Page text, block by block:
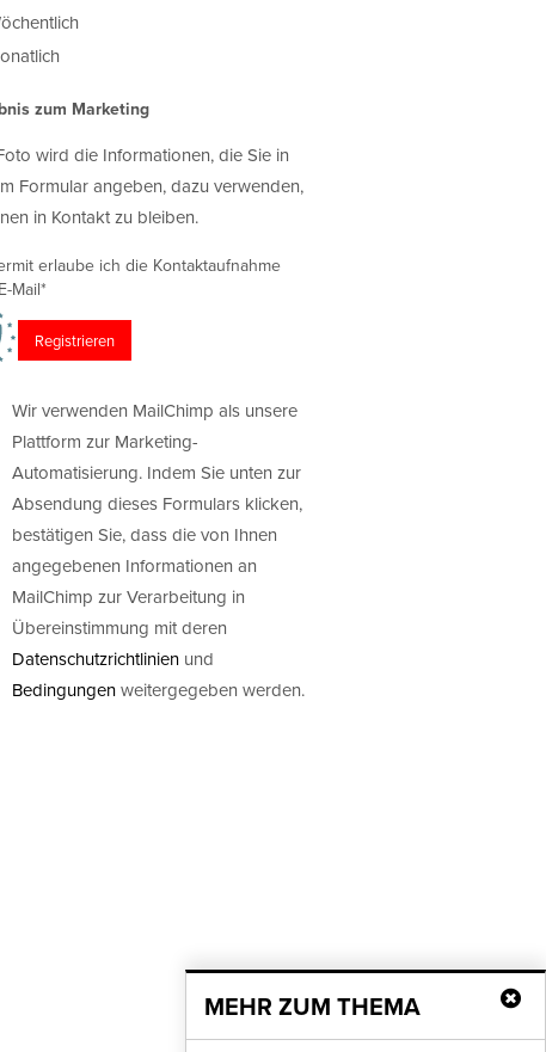
zum Marketing
wird die Informationen, die Sie in
Formular angeben, dazu verwenden,
in Kontakt zu bleiben.
erlaube ich die Kontaktaufnahme
Mail*
Wir verwenden MailChimp als unsere
Plattform zur Marketing-
Automatisierung. Indem Sie unten zur
Absendung dieses Formulars klicken,
bestätigen Sie, dass die von Ihnen
angegebenen Informationen an
MailChimp zur Verarbeitung in
Übereinstimmung mit deren
Datenschutzrichtlinien und
Bedingungenweitergegeben werden.
MEHR ZUM THEMA